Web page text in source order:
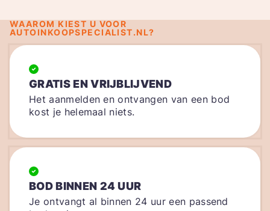
WAAROM KIEST U VOOR
AUTOINKOOPSPECIALIST.NL?
GRATIS EN VRIJBLIJVEND
Het aanmelden en ontvangen van een bod
kost je helemaal niets.
BOD BINNEN 24 UUR
Je ontvangt al binnen 24 uur een passend